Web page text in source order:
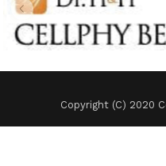
Copyright (C) 2020